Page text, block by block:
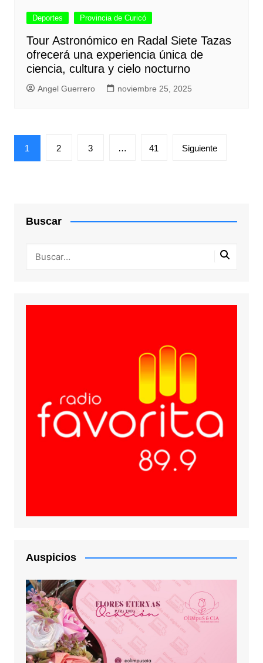
Deportes Provincia de Curicó
Tour Astronómico en Radal Siete Tazas
ofrecerá una experiencia única de
ciencia, cultura y cielo nocturno
Angel Guerrero noviembre 25, 2025
Paginación
de
1 2 3 … 41 Siguiente
Buscar
Auspicios